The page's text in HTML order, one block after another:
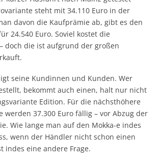
steht mit 34.110 Euro in der
davon die Kaufprämie ab, gibt es den
24.540 Euro. Soviel kostet die
doch die ist aufgrund der großen
seine Kundinnen und Kunden. Wer
bekommt auch einen, halt nur nicht
Edition. Für die nächsthöhere
werden 37.300 Euro fällig – vor Abzug der
Wie lange man auf den Mokka-e indes
wenn der Händler nicht schon einen
indes eine andere Frage.